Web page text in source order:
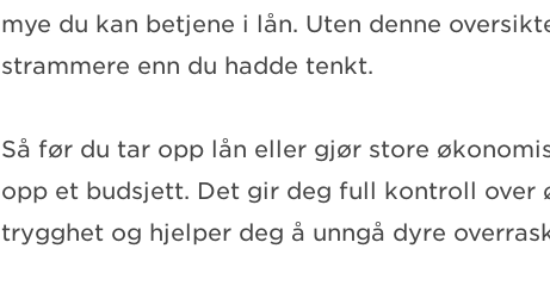
mye du kan betjene i lån. Uten denne
strammere enn du hadde tenkt.
Så før du tar opp lån eller gjør store
opp et budsjett. Det gir deg full kontroll over
trygghet og hjelper deg å unngå dyre